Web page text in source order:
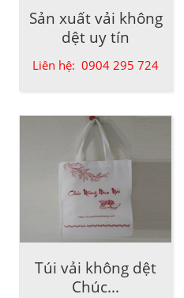
Sản xuất vải không
dệt uy tín
Liên hệ: 0904 295 724
Túi vải không dệt
Chúc...